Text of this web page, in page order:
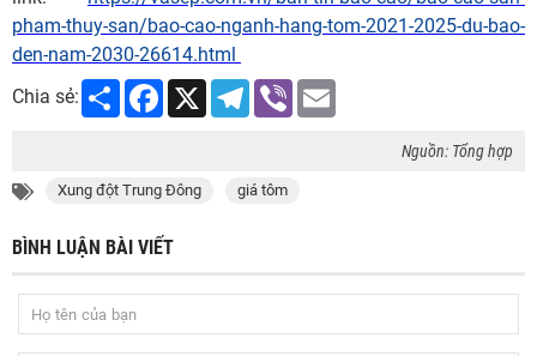
pham-thuy-san/bao-cao-nganh-hang-tom-2021-2025-du-bao-
den-nam-2030-26614.html
Chia sẻ:
Share Facebook
X Telegram
Viber
Nguồn: Tổng hợp
Xung đột Trung Đông giá tôm
BÌNH LUẬN BÀI VIẾT